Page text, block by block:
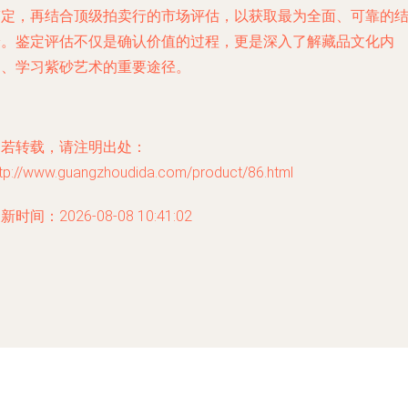
，再结合顶级拍卖行的市场评估，以获取最为全面、可靠的结
鉴定评估不仅是确认价值的过程，更是深入了解藏品文化内
学习紫砂艺术的重要途径。
转载，请注明出处：
www.guangzhoudida.com/product/86.html
时间：2026-08-08 10:41:02